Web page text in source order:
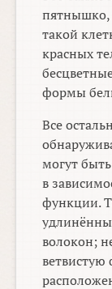
пятнышко,
такой
красных
формы
Все
могут
в
функции.
волокон;